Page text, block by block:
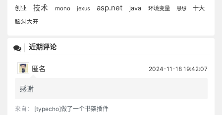
创业
技术 mono jexus asp.net java 环境变量 思想 十大
脑洞大开
近期评论
匿名 2024-11-18 19:42:07
感谢
来自： [typecho]做了一个书架插件